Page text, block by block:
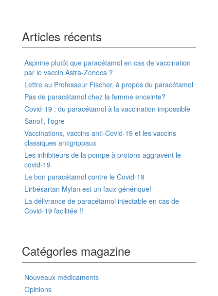
Articles récents
Aspirine plutôt que paracétamol en cas de vaccination
par le vaccin Astra-Zeneca ?
Lettre au Professeur Fischer, à propos du paracétamol
Pas de paracétamol chez la femme enceinte?
Covid-19 : du paracétamol à la vaccination impossible
Sanofi, l’ogre
Vaccinations, vaccins anti-Covid-19 et les vaccins
classiques antigrippaux
Les inhibiteurs de la pompe à protons aggravent le
covid-19
Le bon paracétamol contre le Covid-19
L’irbésartan Mylan est un faux générique!
La délivrance de paracétamol injectable en cas de
Covid-19 facilitée !!
Catégories magazine
Nouveaux médicaments
Opinions